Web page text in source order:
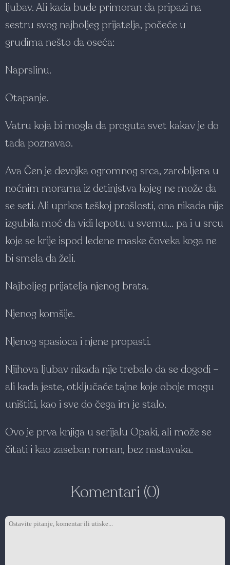
ljubav. Ali kada bude primoran da pripazi na
sestru svog najboljeg prijatelja, počeće u
grudima nešto da oseća:
Naprslinu.
Otapanje.
Vatru koja bi mogla da proguta svet kakav je do
tada poznavao.
Ava Čen je devojka ogromnog srca, zarobljena u
noćnim morama iz detinjstva kojeg ne može da
se seti. Ali uprkos teškoj prošlosti, ona nikada nije
izgubila moć da vidi lepotu u svemu… pa i u srcu
koje se krije ispod ledene maske čoveka koga ne
bi smela da želi.
Najboljeg prijatelja njenog brata.
Njenog komšije.
Njenog spasioca i njene propasti.
Njihova ljubav nikada nije trebalo da se dogodi –
ali kada jeste, otključaće tajne koje oboje mogu
uništiti, kao i sve do čega im je stalo.
Ovo je prva knjiga u serijalu Opaki, ali može se
čitati i kao zaseban roman, bez nastavaka.
Komentari (0)